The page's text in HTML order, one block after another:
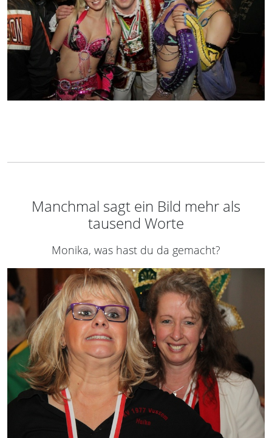
Manchmal sagt ein Bild mehr als
tausend Worte
Monika, was hast du da gemacht?